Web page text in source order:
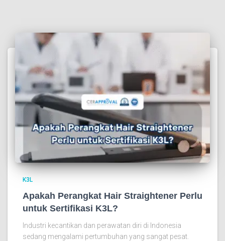
K3L
Apakah Perangkat Hair Straightener Perlu
untuk Sertifikasi K3L?
Industri kecantikan dan perawatan diri di Indonesia
sedang mengalami pertumbuhan yang sangat pesat.